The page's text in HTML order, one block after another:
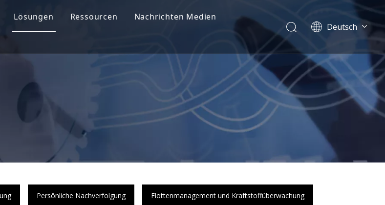
Lösungen Ressourcen
Nachrichten Medien
Deutsch
norsk språk
한국어
日本語
Italiano
Português
Pусский
Français
简体中文
Persönliche Nachverfolgung Flottenmanagement und Kraftstoffüberwachung